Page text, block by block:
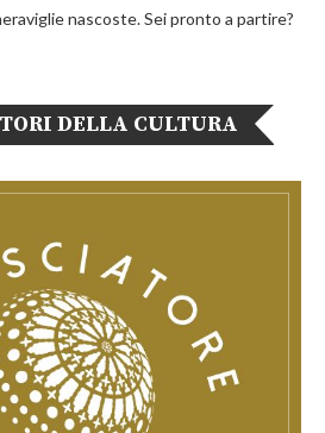
nascoste. Sei pronto a partire?
DELLA CULTURA